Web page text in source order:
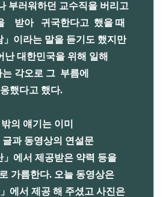
부러워하던 교수직을 버리고
받아 귀국한다고 했을 때
」이라는 말을 듣기도 했지만
난 대한민국을 위해 일해
는 각오로 그 부름에
응했다고 했다.
의 얘기는 이미
글과 동영상의 연설문
」에서 제공받은 약력 등을
가름한다. 오늘 동영상은
에서 제공 해 주셨고 사진은